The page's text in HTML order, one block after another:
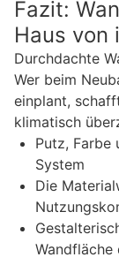
Fazit:
Haus von
Durchdachte
Wer beim
einplant,
klimatisch
Putz, Farbe
System
Die